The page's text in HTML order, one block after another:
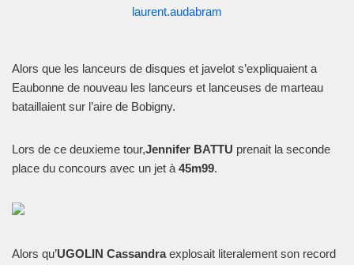
laurent.audabram
Alors que les lanceurs de disques et javelot s’expliquaient a
Eaubonne de nouveau les lanceurs et lanceuses de marteau
bataillaient sur l’aire de Bobigny.
Lors de ce deuxieme tour,Jennifer BATTU prenait la seconde
place du concours avec un jet à 45m99.
Alors qu’UGOLIN Cassandraexplosait literalement son record